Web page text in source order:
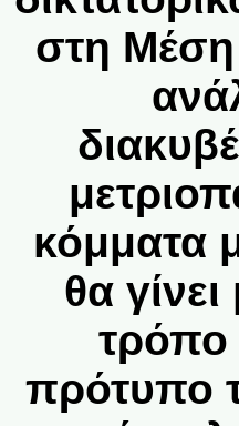
στη Μέση
κόμματα
θα
τρόπο
πρότυπο